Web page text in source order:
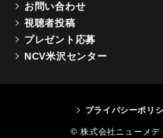
お問い合わせ
視聴者投稿
プレゼント応募
NCV米沢センター
プライバシーポリ
© 株式会社ニューメ